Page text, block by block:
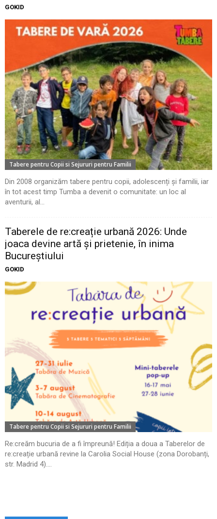
GOKID
Tabere pentru Copii si Sejururi pentru Familii
Din 2008 organizăm tabere pentru copii, adolescenți și familii, iar
în tot acest timp Tumba a devenit o comunitate: un loc al
aventurii, al...
Taberele de re:creație urbană 2026: Unde
joaca devine artă și prietenie, în inima
Bucureștiului
GOKID
Tabere pentru Copii si Sejururi pentru Familii
Re:creăm bucuria de a fi împreună! Ediția a doua a Taberelor de
re:creație urbană revine la Carolia Social House (zona Dorobanți,
str. Madrid 4)....